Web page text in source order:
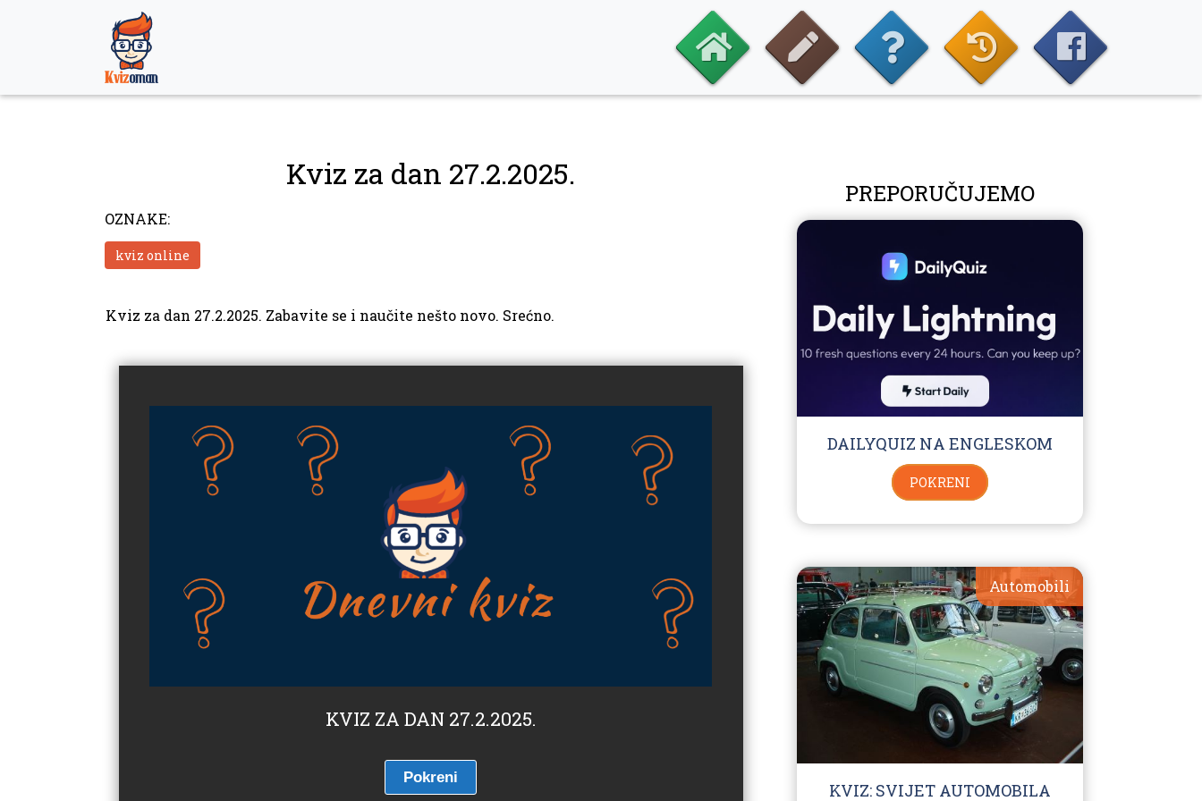
Kviz za dan 27.2.2025.
OZNAKE:
kviz online
Kviz za dan 27.2.2025. Zabavite se i naučite nešto novo. Srećno.
KVIZ ZA DAN 27.2.2025.
PREPORUČUJEMO
DAILYQUIZ NA ENGLESKOM
POKRENI
Automobili
KVIZ: SVIJET AUTOMOBILA